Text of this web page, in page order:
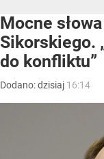
Mocne
Sikorskiego.
do konfliktu”
Dodano:dzisiaj 16:14